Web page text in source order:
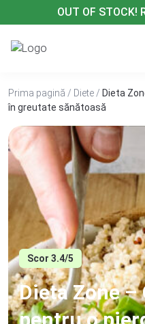
la
conținut
OUT OF STOCK!
Prima pagină / Diete / Dieta
în greutate sănătoasă
Scor 3.4/5
Dieta Zone